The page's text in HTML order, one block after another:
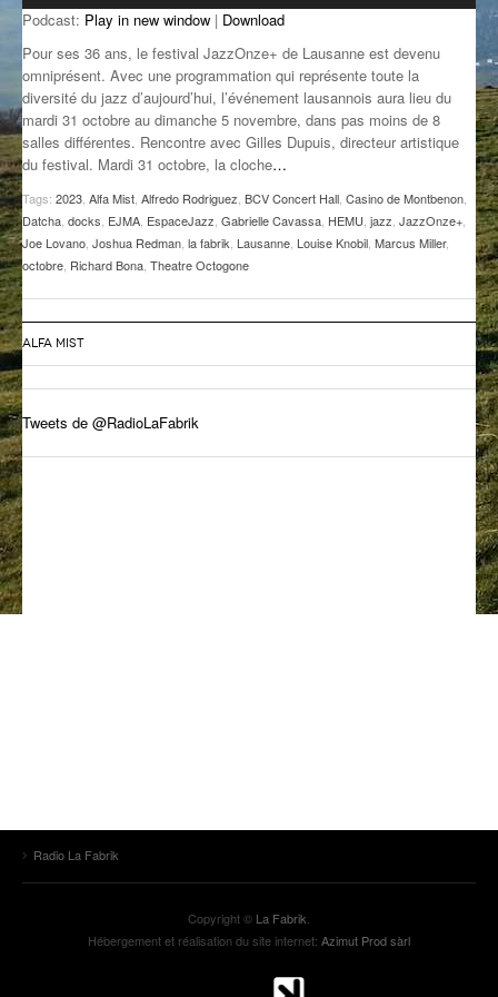
GROOVE N SUN
IL ÉTAIT UNE FOIS
L’ASTUCE DE LA PORTE EN BOIS
LA FABRIK POÉTIK
LA MINUTE LITTÉRAIRE
LA SOUTERRAINE
MUSIQUE DES ANTIPODES
NOS ANCIENS
SONORIK
THEME FORCE
PLUS DE MIX
Podcast: Play in new window | Download
Pour ses 36 ans, le festival JazzOnze+ de Lausanne est devenu
omniprésent. Avec une programmation qui représente toute la
diversité du jazz d’aujourd’hui, l’événement lausannois aura lieu du
mardi 31 octobre au dimanche 5 novembre, dans pas moins de 8
salles différentes. Rencontre avec Gilles Dupuis, directeur artistique
du festival. Mardi 31 octobre, la cloche…
Tags: 2023 Alfa Mist Alfredo Rodriguez BCV Concert Hall Casino de Montbenon
Datcha docks EJMA EspaceJazz Gabrielle Cavassa HEMU jazz JazzOnze+
Joe Lovano Joshua Redman la fabrik Lausanne Louise Knobil Marcus Miller,
octobre Richard Bona Theatre Octogone
ALFA MIST
Tweets de @RadioLaFabrik
Radio La Fabrik
Copyright © La Fabrik
Hébergement et réalisation du site internet: Azimut Prod sàrl